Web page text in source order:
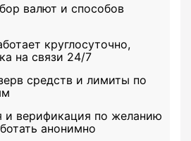
валют и способов
круглосуточно,
на связи 24/7
средств и лимиты по
и верификация по желанию
анонимно